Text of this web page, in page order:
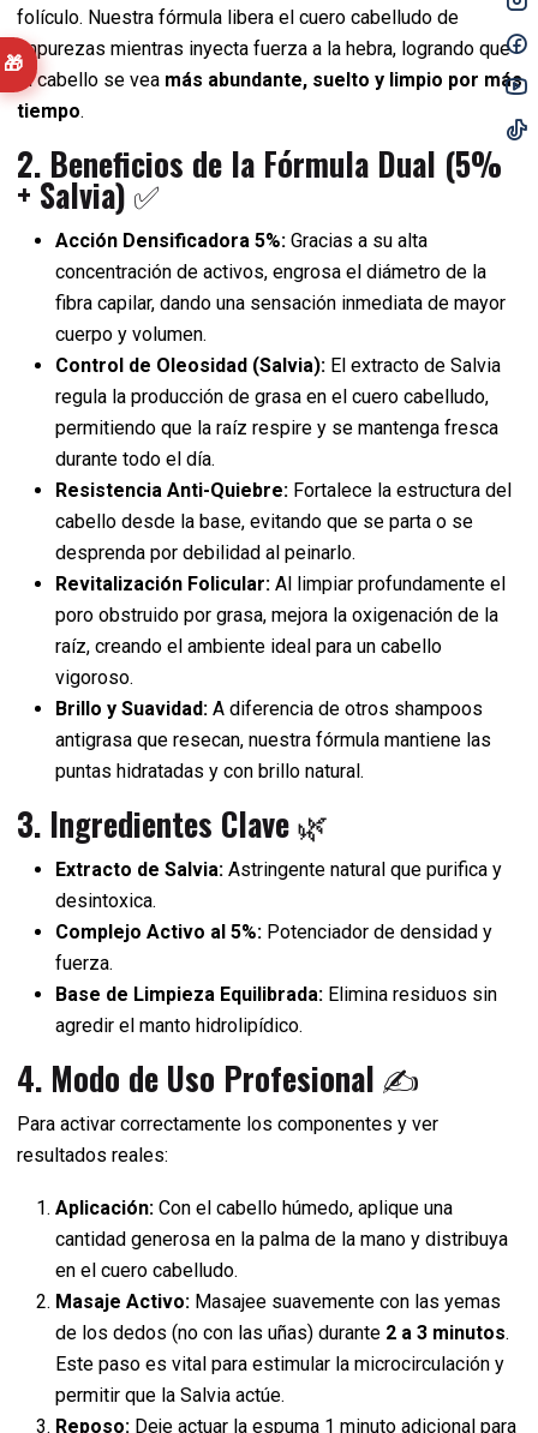
🎁
folículo. Nuestra fórmula libera el cuero cabelludo de
impurezas mientras inyecta fuerza a la hebra, logrando que
el cabello se vea más abundante, suelto y limpio por más
tiempo.
2. Beneficios de la Fórmula Dual (5%
+ Salvia) ✅
Acción Densificadora 5%:Gracias a su alta
concentración de activos, engrosa el diámetro de la
fibra capilar, dando una sensación inmediata de mayor
cuerpo y volumen.
Control de Oleosidad (Salvia):El extracto de Salvia
regula la producción de grasa en el cuero cabelludo,
permitiendo que la raíz respire y se mantenga fresca
durante todo el día.
Resistencia Anti-Quiebre:Fortalece la estructura del
cabello desde la base, evitando que se parta o se
desprenda por debilidad al peinarlo.
Revitalización Folicular:Al limpiar profundamente el
poro obstruido por grasa, mejora la oxigenación de la
raíz, creando el ambiente ideal para un cabello
vigoroso.
Brillo y Suavidad:A diferencia de otros shampoos
antigrasa que resecan, nuestra fórmula mantiene las
puntas hidratadas y con brillo natural.
3. Ingredientes Clave🌿
Extracto de Salvia:Astringente natural que purifica y
desintoxica.
Complejo Activo al 5%:Potenciador de densidad y
fuerza.
Base de Limpieza Equilibrada:Elimina residuos sin
agredir el manto hidrolipídico.
4. Modo de Uso Profesional ✍️
Para activar correctamente los componentes y ver
resultados reales:
Aplicación:Con el cabello húmedo, aplique una
cantidad generosa en la palma de la mano y distribuya
en el cuero cabelludo.
Masaje Activo:Masajee suavemente con las yemas
de los dedos (no con las uñas) durante 2 a 3 minutos.
Este paso es vital para estimular la microcirculación y
permitir que la Salvia actúe.
Reposo:Deje actuar la espuma 1 minuto adicional para